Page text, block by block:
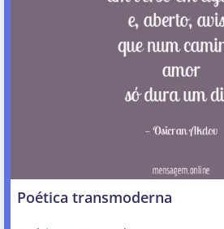
Poética transmoderna